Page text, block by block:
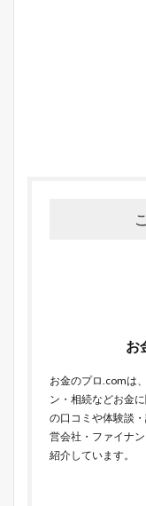
お
お金のプロ.comは
ン・相続などお金
の口コミや体験談
営会社・ファイナ
紹介しています。